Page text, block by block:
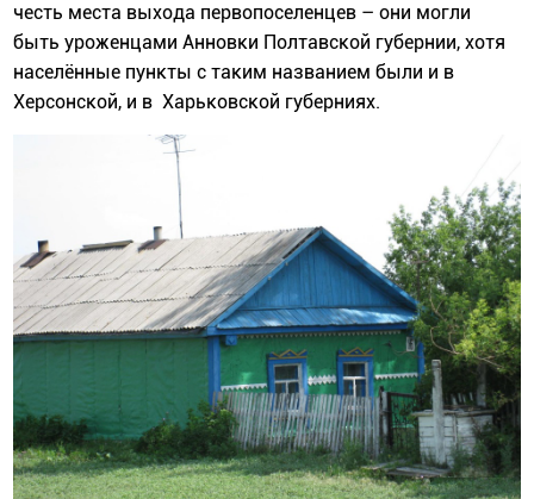
честь места выхода первопоселенцев – они могли
быть уроженцами Анновки Полтавской губернии, хотя
населённые пункты с таким названием были и в
Херсонской, и в Харьковской губерниях.